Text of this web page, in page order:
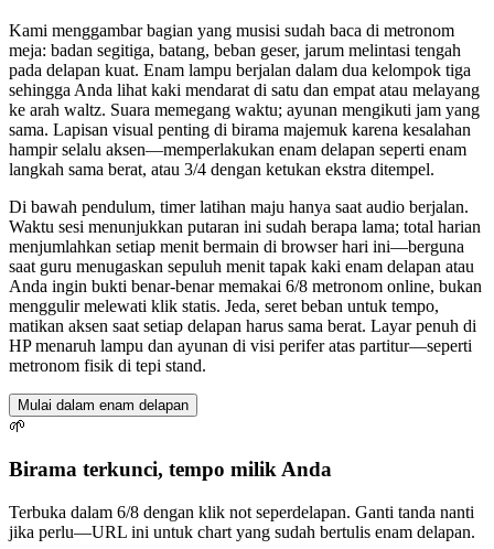
Kami menggambar bagian yang musisi sudah baca di metronom
meja: badan segitiga, batang, beban geser, jarum melintasi tengah
pada delapan kuat. Enam lampu berjalan dalam dua kelompok tiga
sehingga Anda lihat kaki mendarat di satu dan empat atau melayang
ke arah waltz. Suara memegang waktu; ayunan mengikuti jam yang
sama. Lapisan visual penting di birama majemuk karena kesalahan
hampir selalu aksen—memperlakukan enam delapan seperti enam
langkah sama berat, atau 3/4 dengan ketukan ekstra ditempel.
Di bawah pendulum, timer latihan maju hanya saat audio berjalan.
Waktu sesi menunjukkan putaran ini sudah berapa lama; total harian
menjumlahkan setiap menit bermain di browser hari ini—berguna
saat guru menugaskan sepuluh menit tapak kaki enam delapan atau
Anda ingin bukti benar-benar memakai 6/8 metronom online, bukan
menggulir melewati klik statis. Jeda, seret beban untuk tempo,
matikan aksen saat setiap delapan harus sama berat. Layar penuh di
HP menaruh lampu dan ayunan di visi perifer atas partitur—seperti
metronom fisik di tepi stand.
Mulai dalam enam delapan
🌱
Birama terkunci, tempo milik Anda
Terbuka dalam 6/8 dengan klik not seperdelapan. Ganti tanda nanti
jika perlu—URL ini untuk chart yang sudah bertulis enam delapan.